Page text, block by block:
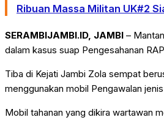
Ribuan Massa Militan UK#2
SERAMBIJAMBI.ID, JAMBI –
dalam kasus suap Pengesahanan
Tiba di Kejati Jambi Zola sempat
menggunakan mobil Pengawalan
Mobil tahanan yang dikira wartawan